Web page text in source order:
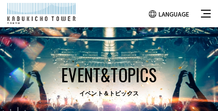
LANGUAGE
EVENT&TOPICS
イベント＆トピックス